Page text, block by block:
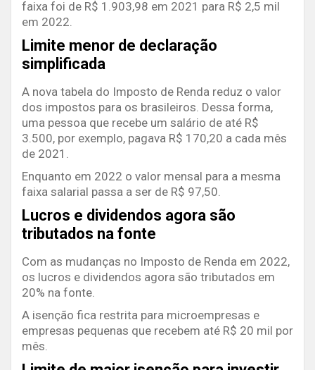
faixa foi de R$ 1.903,98 em 2021 para R$ 2,5 mil
em 2022.
Limite menor de declaração
simplificada
A nova tabela do Imposto de Renda reduz o valor
dos impostos para os brasileiros. Dessa forma,
uma pessoa que recebe um salário de até R$
3.500, por exemplo, pagava R$ 170,20 a cada mês
de 2021.
Enquanto em 2022 o valor mensal para a mesma
faixa salarial passa a ser de R$ 97,50.
Lucros e dividendos agora são
tributados na fonte
Com as mudanças no Imposto de Renda em 2022,
os lucros e dividendos agora são tributados em
20% na fonte.
A isenção fica restrita para microempresas e
empresas pequenas que recebem até R$ 20 mil por
mês.